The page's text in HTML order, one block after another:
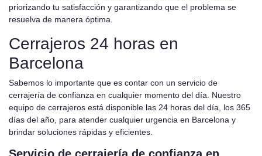
priorizando tu satisfacción y garantizando que el problema se
resuelva de manera óptima.
Cerrajeros 24 horas en
Barcelona
Sabemos lo importante que es contar con un servicio de
cerrajería de confianza en cualquier momento del día. Nuestro
equipo de cerrajeros está disponible las 24 horas del día, los 365
días del año, para atender cualquier urgencia en Barcelona y
brindar soluciones rápidas y eficientes.